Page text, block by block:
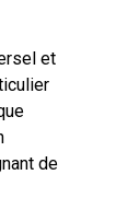
et
de